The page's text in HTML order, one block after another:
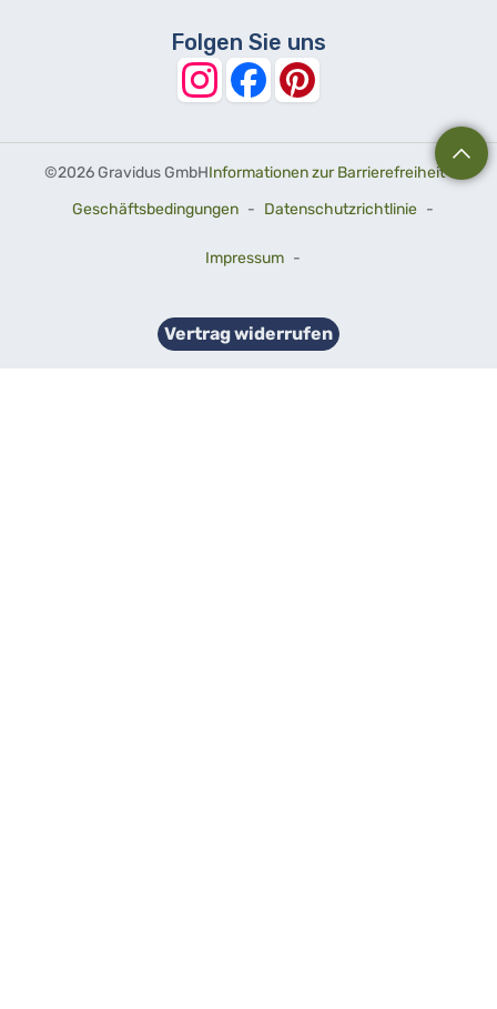
Folgen Sie uns
©2026 Gravidus GmbHInformationen zur Barrierefreiheit-
Geschäftsbedingungen - Datenschutzrichtlinie -
Impressum -
Vertrag widerrufen